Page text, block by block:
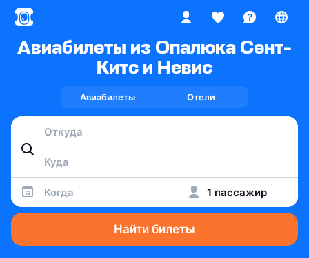
Авиабилеты из Опалюка Сент-
Китс и Невис
Авиабилеты Отели
Когда 1 пассажир
Найти билеты